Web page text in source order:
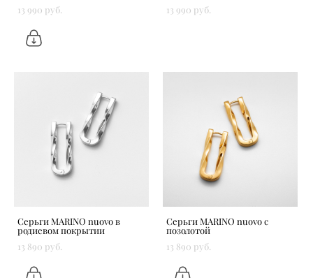
13 990 pуб.
13 990 pуб.
Серьги MARINO nuovo в
родиевом покрытии
13 890 pуб.
Серьги MARINO nuovo с
позолотой
13 890 pуб.